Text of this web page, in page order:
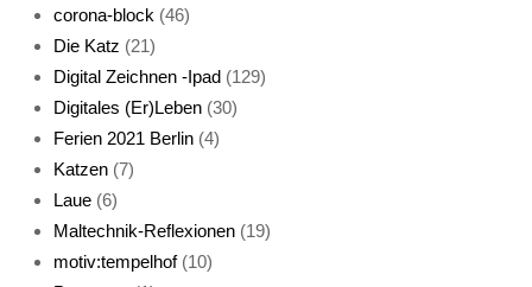
Live-Cat
corona-block (46)
Die Katz (21)
Digital Zeichnen -Ipad (129)
Digitales (Er)Leben (30)
Ferien 2021 Berlin (4)
Katzen (7)
Laue (6)
Maltechnik-Reflexionen (19)
motiv:tempelhof(10)